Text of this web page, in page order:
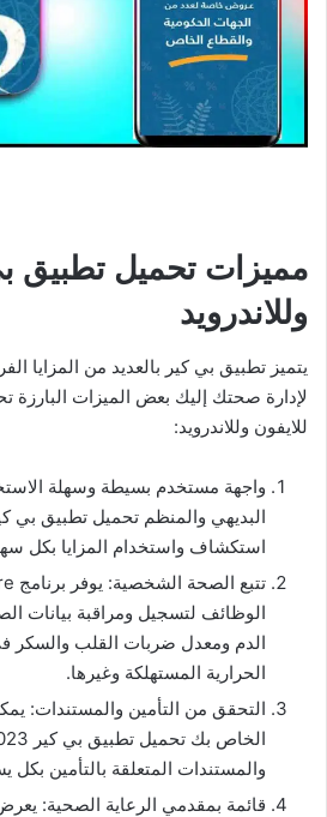
مميزات تحميل تطبيق
وللاندرويد
يتميز تطبيق بي كير بالعديد من المزايا
لإدارة صحتك إليك بعض الميزات البارزة
للايفون وللاندرويد:
واجهة مستخدم بسيطة وسهلة
استكشاف واستخدام المزايا بكل
الوظائف لتسجيل ومراقبة بيانات
الدم ومعدل ضربات القلب والسكر
الحرارية المستهلكة وغيرها.
التحقق من التأمين والمستندات:
والمستندات المتعلقة بالتأمين بكل
قائمة بمقدمي الرعاية الصحية: